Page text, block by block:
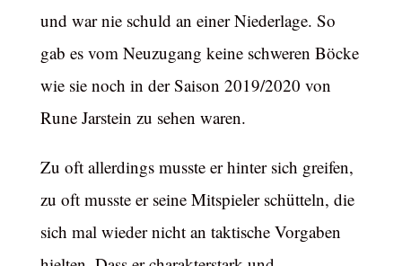
und war nie schuld an einer Niederlage. So
gab es vom Neuzugang keine schweren Böcke
wie sie noch in der Saison 2019/2020 von
Rune Jarstein zu sehen waren.
Zu oft allerdings musste er hinter sich greifen,
zu oft musste er seine Mitspieler schütteln, die
sich mal wieder nicht an taktische Vorgaben